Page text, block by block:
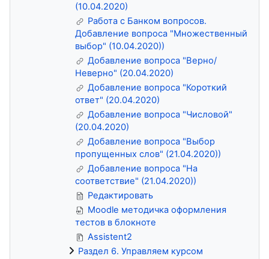
(10.04.2020)
Работа с Банком вопросов.
Добавление вопроса "Множественный
выбор" (10.04.2020))
Добавление вопроса "Верно/
Неверно" (20.04.2020)
Добавление вопроса "Короткий
ответ" (20.04.2020)
Добавление вопроса "Числовой"
(20.04.2020)
Добавление вопроса "Выбор
пропущенных слов" (21.04.2020))
Добавление вопроса "На
соответствие" (21.04.2020))
Редактировать
Moodle методичка оформления
тестов в блокноте
Assistent2
Раздел 6. Управляем курсом